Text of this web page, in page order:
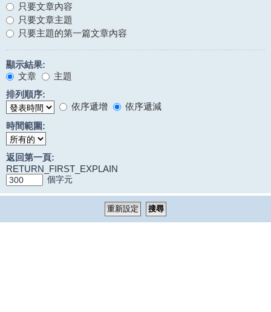
只要文章內容
只要文章主題
只要主題的第一篇文章內容
顯示結果:
文章
主題
排列順序:
依序遞增
依序遞減
時間範圍:
返回第一頁:
RETURN_FIRST_EXPLAIN
個字元